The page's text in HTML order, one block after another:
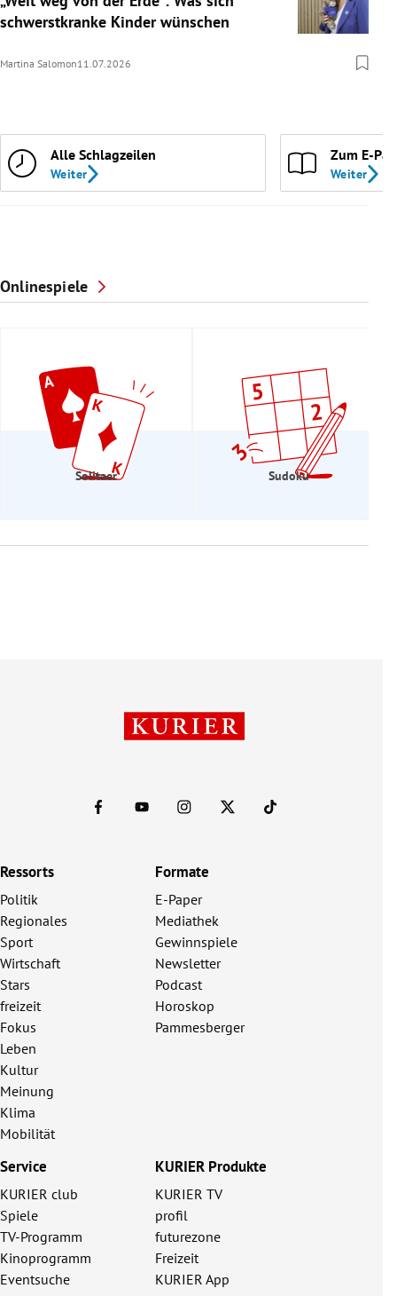
schwerstkranke Kinder wünschen
Martina Salomon11.07.2026
Alle Schlagzeilen
Weiter
Zum E-
Weiter
Onlinespiele
Solitaer Sudoku
Ressorts
Politik
Regionales
Sport
Wirtschaft
Stars
freizeit
Fokus
Leben
Kultur
Meinung
Klima
Mobilität
Formate
E-Paper
Mediathek
Gewinnspiele
Newsletter
Podcast
Horoskop
Pammesberger
Service
KURIER club
Spiele
TV-Programm
Kinoprogramm
Eventsuche
KURIER Produkte
KURIER TV
profil
futurezone
Freizeit
KURIER App